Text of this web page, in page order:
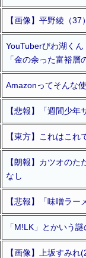
【画像】平野綾（
YouTuberびわ湖く
「金の余った富裕
Amazonってそんな
【悲報】「週間少
【東方】これはこ
【朗報】カツオの
なし
【悲報】「味噌ラ
「M!LK」とかいう
【画像】上坂すみ